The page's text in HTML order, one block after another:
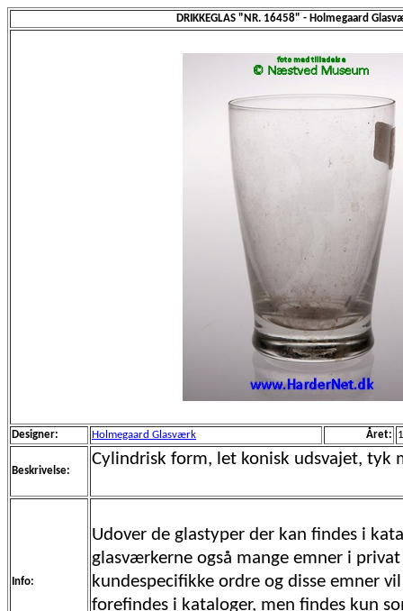
DRIKKEGLAS "NR. 16458" - Holmegaard
Designer: Holmegaard Glasværk Året:
Beskrivelse:
Cylindrisk form, let konisk udsvajet, tyk
Info:
Udover de glastyper der kan findes i
glasværkerne også mange emner i
kundespecifikke ordre og disse emner
forefindes i kataloger, men findes kun